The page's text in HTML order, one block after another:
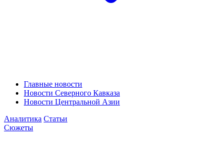
Главные новости
Новости Северного Кавказа
Новости Центральной Азии
Аналитика Статьи
Сюжеты